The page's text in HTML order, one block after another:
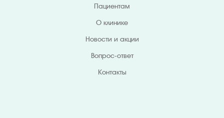
Пациентам
О клинике
Новости и акции
Вопрос-ответ
Контакты